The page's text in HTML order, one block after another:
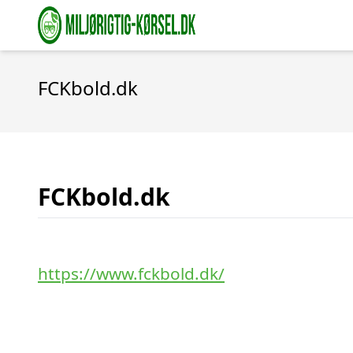
FCKbold.dk
FCKbold.dk
https://www.fckbold.dk/